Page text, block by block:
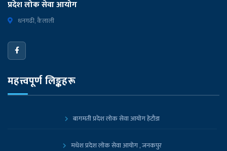
प्रदेश लोक सेवा आयोग
धनगढी, कैलाली
महत्त्वपूर्ण लिङ्कहरू
बागमती प्रदेश लोक सेवा आयोग हेटौडा
मधेश प्रदेश लोक सेवा आयोग , जनकपुर